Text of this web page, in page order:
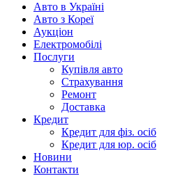
Авто в Україні
Авто з Кореї
Аукціон
Електромобілі
Послуги
Купівля авто
Страхування
Ремонт
Доставка
Кредит
Кредит для фіз. осіб
Кредит для юр. осіб
Новини
Контакти